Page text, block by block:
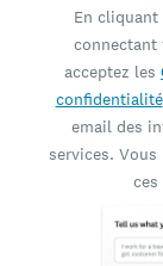
En
connectant
acceptez les
confidentialité
email des
services.
ces